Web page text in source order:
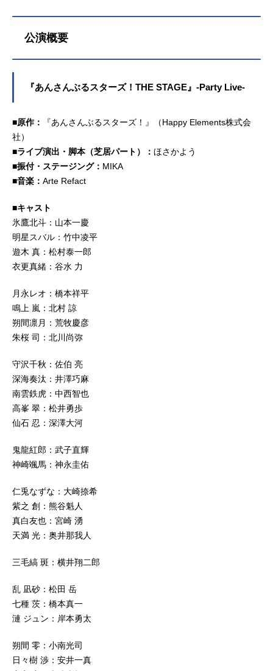
公演概要
『あんさんぶるスターズ！THE STAGE』-Party Live-
■原作：
『あんさんぶるスターズ！』（Happy Elements株式会
社）
■ライブ演出・脚本（芝居パート）： ほさかよう
■振付・ステージング： MIKA
■音楽： Arte Refact
■キャスト
氷鷹北斗：山本一慶
明星スバル：竹中凌平
遊木 真：松村泰一郎
衣更真緒：谷水 力
月永レオ：橋本祥平
鳴上 嵐：北村 諒
朔間凛月：荒牧慶彦
朱桜 司：北川尚弥
守沢千秋：佐伯 亮
深海奏汰：井澤巧麻
南雲鉄虎：中西智也
高峯 翠：松井勇歩
仙石 忍：深澤大河
鬼龍紅郎：武子直輝
神崎颯馬：神永圭佑
仁兎なずな：大崎捺希
紫之 創：熊谷魁人
真白友也：宮崎 湧
天満 光：奥井那我人
三毛縞 斑：横井翔二郎
乱 凪砂：松田 岳
七種 茨：橋本真一
漣 ジュン：岸本勇太
朔間 零：小南光司
日々樹 渉：安井一真